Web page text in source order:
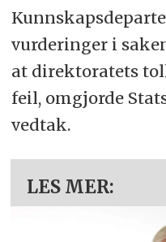
vurderinger i
at direktoratets
feil, omgjorde
vedtak.
LES MER: